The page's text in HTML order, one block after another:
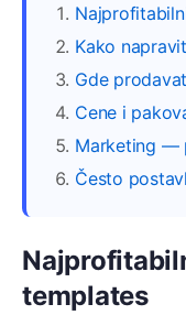
Kako
Gde
Cene i
Marketing —
Često
templates